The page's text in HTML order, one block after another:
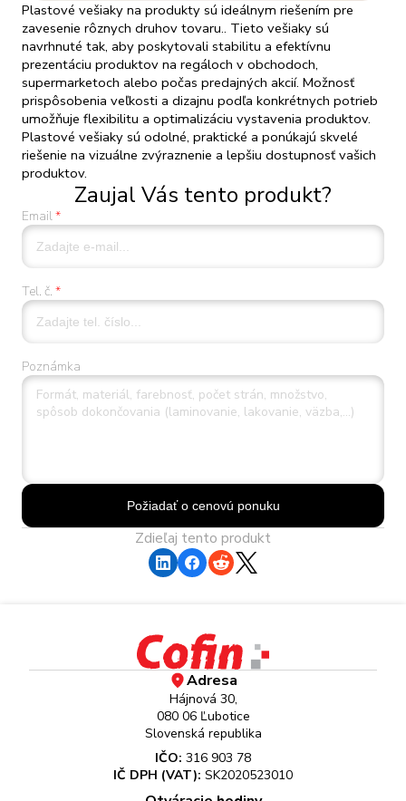
Plastové vešiaky na produkty sú ideálnym riešením pre
zavesenie rôznych druhov tovaru.. Tieto vešiaky sú
navrhnuté tak, aby poskytovali stabilitu a efektívnu
prezentáciu produktov na regáloch v obchodoch,
supermarketoch alebo počas predajných akcií. Možnosť
prispôsobenia veľkosti a dizajnu podľa konkrétnych potrieb
umožňuje flexibilitu a optimalizáciu vystavenia produktov.
Plastové vešiaky sú odolné, praktické a ponúkajú skvelé
riešenie na vizuálne zvýraznenie a lepšiu dostupnosť vašich
produktov.
Zaujal Vás tento produkt?
Email
Tel. č.
Poznámka
Požiadať o cenovú ponuku
Zdieľaj tento produkt
Adresa
Hájnová 30,
080 06 Ľubotice
Slovenská republika
IČO: 316 903 78
IČ DPH (VAT): SK2020523010